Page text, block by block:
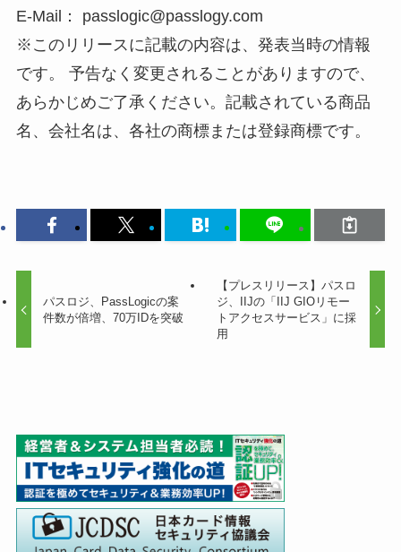
E-Mail： passlogic@passlogy.com
※このリリースに記載の内容は、発表当時の情報
です。 予告なく変更されることがありますので、
あらかじめご了承ください。記載されている商品
名、会社名は、各社の商標または登録商標です。
パスロジ、PassLogicの案
件数が倍増、70万IDを突破
【プレスリリース】パスロ
ジ、IIJの「IIJ GIOリモー
トアクセスサービス」に採
用